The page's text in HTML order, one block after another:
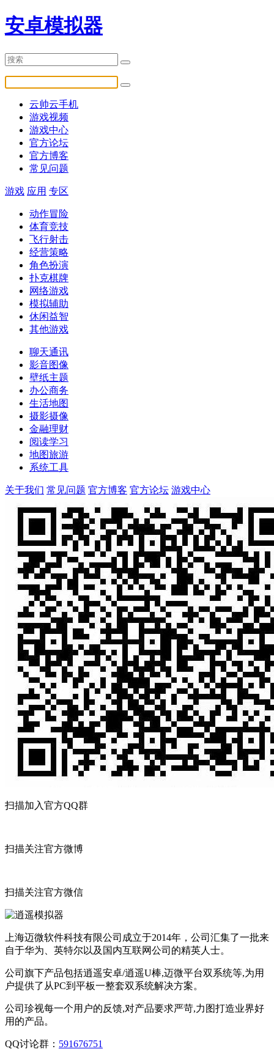
安卓模拟器
云帅云手机
游戏视频
游戏中心
官方论坛
官方博客
常见问题
游戏 应用 专区
动作冒险
体育竞技
飞行射击
经营策略
角色扮演
扑克棋牌
网络游戏
模拟辅助
休闲益智
其他游戏
聊天通讯
影音图像
壁纸主题
办公商务
生活地图
摄影摄像
金融理财
阅读学习
地图旅游
系统工具
关于我们 常见问题 官方博客 官方论坛 游戏中心
扫描加入官方QQ群
扫描关注官方微博
扫描关注官方微信
上海迈微软件科技有限公司成立于2014年，公司汇集了一批来
自于华为、英特尔以及国内互联网公司的精英人士。
公司旗下产品包括逍遥安卓/逍遥U棒,迈微平台双系统等,为用
户提供了从PC到平板一整套双系统解决方案。
公司珍视每一个用户的反馈,对产品要求严苛,力图打造业界好
用的产品。
QQ讨论群： 591676751